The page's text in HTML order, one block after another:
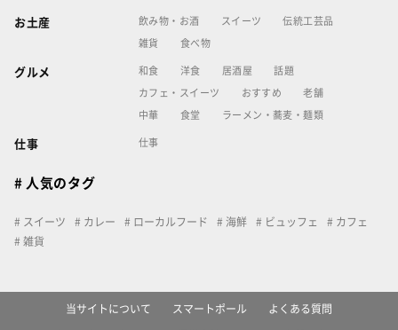
お土産 飲み物・お酒 スイーツ 伝統工芸品
雑貨 食べ物
グルメ 和食 洋食 居酒屋 話題
カフェ・スイーツ おすすめ 老舗
中華 食堂 ラーメン・蕎麦・麺類
仕事 仕事
# 人気のタグ
スイーツ カレー ローカルフード 海鮮 ビュッフェ
カフェ
雑貨
当サイトについて スマートポール よくある質問